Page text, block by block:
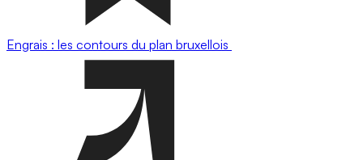
Engrais : les contours du plan bruxellois